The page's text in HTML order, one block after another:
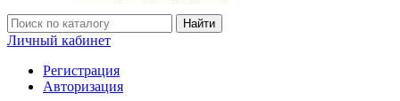
Найти
Личный кабинет
Регистрация
Авторизация